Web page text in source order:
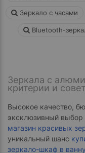
Зеркало с часами
Bluetooth-
Зеркала с
критерии и
Высокое качество,
эксклюзивный
магазин красивых
уникальный шанс
зеркало-шкаф в